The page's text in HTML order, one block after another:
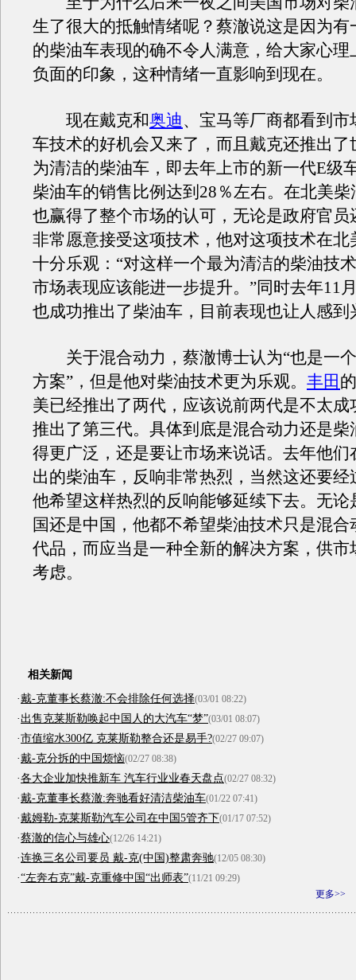
生了很大的抵触情绪呢？蔡澈说这是因为有
的柴油车表现的确不令人满意，给大家心理
负面的印象，这种情绪一直影响到现在。
现在戴克和奥迪、宝马等厂商都看到市
车技术的好机会又来了，而且戴克还推出了
为清洁的柴油车，即去年上市的新一代E级
柴油车的销售比例达到28％左右。在北美
也赢得了整个市场的认可，无论是政府官员
非常愿意接受这项技术，他对这项技术在北
十分乐观：“对这样一个最为清洁的柴油技
市场表现应该能进一步提升。”同时去年11
也成功推出了柴油车，目前表现也让人感到
关于混合动力，蔡澈博士认为“也是一
方案”，但是他对柴油技术更为乐观。 丰田
美已经推出了两代，应该说前两代是不太成
推出了第三代。具体到底是混合动力还是柴
得更广泛，还是要让市场来说话。去年他们
出的柴油车，反响非常热烈，当然这还要经
他希望这样热烈的反响能够延续下去。无论
国还是中国，他都不希望柴油技术只是混合
代品，而应当是一种全新的解决方案，供市
考虑。
相关新闻
·戴-克董事长蔡澈:不会排除任何选择(03/01 08:22)
·出售克莱斯勒唤起中国人的大汽车“梦”(03/01 08:07)
·市值缩水300亿 克莱斯勒整合还是易手?(02/27 09:07)
·戴-克分拆的中国烦恼(02/27 08:38)
·各大企业加快推新车 汽车行业业春天盘点(02/27 08:32)
·戴-克董事长蔡澈:奔驰看好清洁柴油车(01/22 07:41)
·戴姆勒-克莱斯勒汽车公司在中国5管齐下(01/17 07:52)
·蔡澈的信心与雄心(12/26 14:21)
·连换三名公司要员 戴-克(中国)整肃奔驰(12/05 08:30)
·“左奔右克”戴-克重修中国“出师表”(11/21 09:29)
更多>>